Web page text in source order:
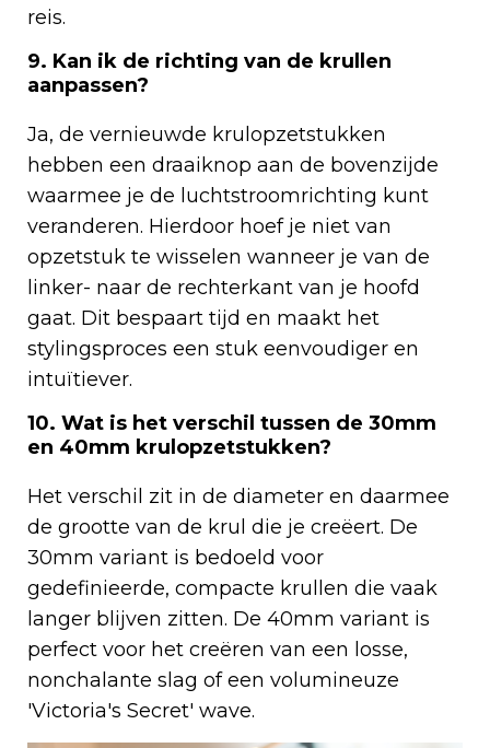
reis.
9. Kan ik de richting van de krullen
aanpassen?
Ja, de vernieuwde krulopzetstukken
hebben een draaiknop aan de bovenzijde
waarmee je de luchtstroomrichting kunt
veranderen. Hierdoor hoef je niet van
opzetstuk te wisselen wanneer je van de
linker- naar de rechterkant van je hoofd
gaat. Dit bespaart tijd en maakt het
stylingsproces een stuk eenvoudiger en
intuïtiever.
10. Wat is het verschil tussen de 30mm
en 40mm krulopzetstukken?
Het verschil zit in de diameter en daarmee
de grootte van de krul die je creëert. De
30mm variant is bedoeld voor
gedefinieerde, compacte krullen die vaak
langer blijven zitten. De 40mm variant is
perfect voor het creëren van een losse,
nonchalante slag of een volumineuze
'Victoria's Secret' wave.